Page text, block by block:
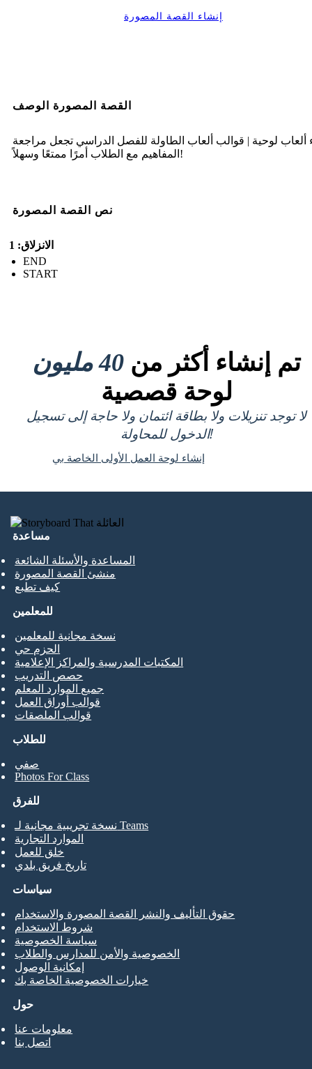
إنشاء القصة المصورة
القصة المصورة الوصف
ألعاب لوحية | قوالب ألعاب الطاولة للفصل الدراسي تجعل مراجعة
المفاهيم مع الطلاب أمرًا ممتعًا وسهلاً!
نص القصة المصورة
الانزلاق: 1
END
START
تم إنشاء أكثر من 40 مليون
لوحة قصصية
لا توجد تنزيلات ولا بطاقة ائتمان ولا حاجة إلى تسجيل
الدخول للمحاولة!
إنشاء لوحة العمل الأولى الخاصة بي
مساعدة
المساعدة والأسئلة الشائعة
منشئ القصة المصورة
كيف تطبع
للطلاب
صفي
Photos For Class
للمعلمين
نسخة مجانية للمعلمين
الحزم حي
المكتبات المدرسية والمراكز الإعلامية
حصص التدريب
جميع الموارد المعلم
قوالب أوراق العمل
قوالب الملصقات
للفرق
نسخة تجريبية مجانية لـ Teams
الموارد التجارية
خلق للعمل
تاريخ فريق بلدي
حول
معلومات عنا
اتصل بنا
سياسات
حقوق التأليف والنشر القصة المصورة والاستخدام
شروط الاستخدام
سياسة الخصوصية
الخصوصية والأمن للمدارس والطلاب
إمكانية الوصول
خيارات الخصوصية الخاصة بك